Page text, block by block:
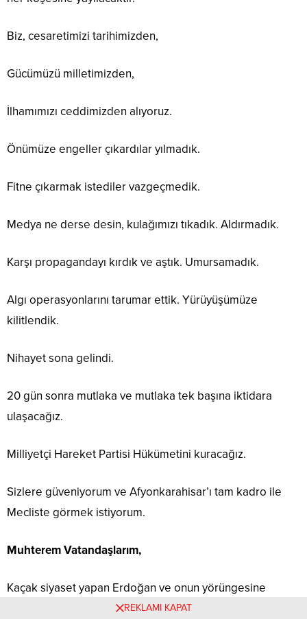
Biz, cesaretimizi tarihimizden,
Gücümüzü milletimizden,
İlhamımızı ceddimizden alıyoruz.
Önümüze engeller çıkardılar yılmadık.
Fitne çıkarmak istediler vazgeçmedik.
Medya ne derse desin, kulağımızı tıkadık. Aldırmadık.
Karşı propagandayı kırdık ve aştık. Umursamadık.
Algı operasyonlarını tarumar ettik. Yürüyüşümüze
kilitlendik.
Nihayet sona gelindi.
20 gün sonra mutlaka ve mutlaka tek başına iktidara
ulaşacağız.
Milliyetçi Hareket Partisi Hükümetini kuracağız.
Sizlere güveniyorum ve Afyonkarahisar’ı tam kadro ile
Mecliste görmek istiyorum.
Muhterem Vatandaşlarım,
Kaçak siyaset yapan Erdoğan ve onun yörüngesine
tutunmuş Davutoğlu’na göre, Türkiye’de, Cumhuriyet
REKLAMI KAPAT